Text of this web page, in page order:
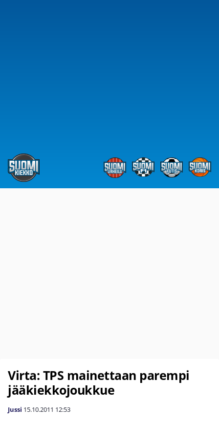
Virta: TPS mainettaan parempi
jääkiekkojoukkue
Jussi 15.10.2011 12:53